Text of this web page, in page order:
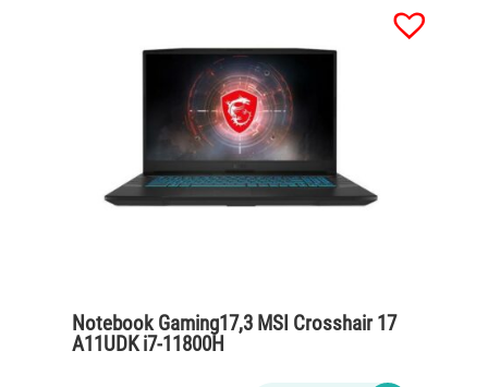
Notebook Gaming17,3 MSI Crosshair 17
A11UDK i7-11800H